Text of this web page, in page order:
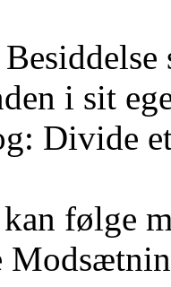
i sit
Divide
følge